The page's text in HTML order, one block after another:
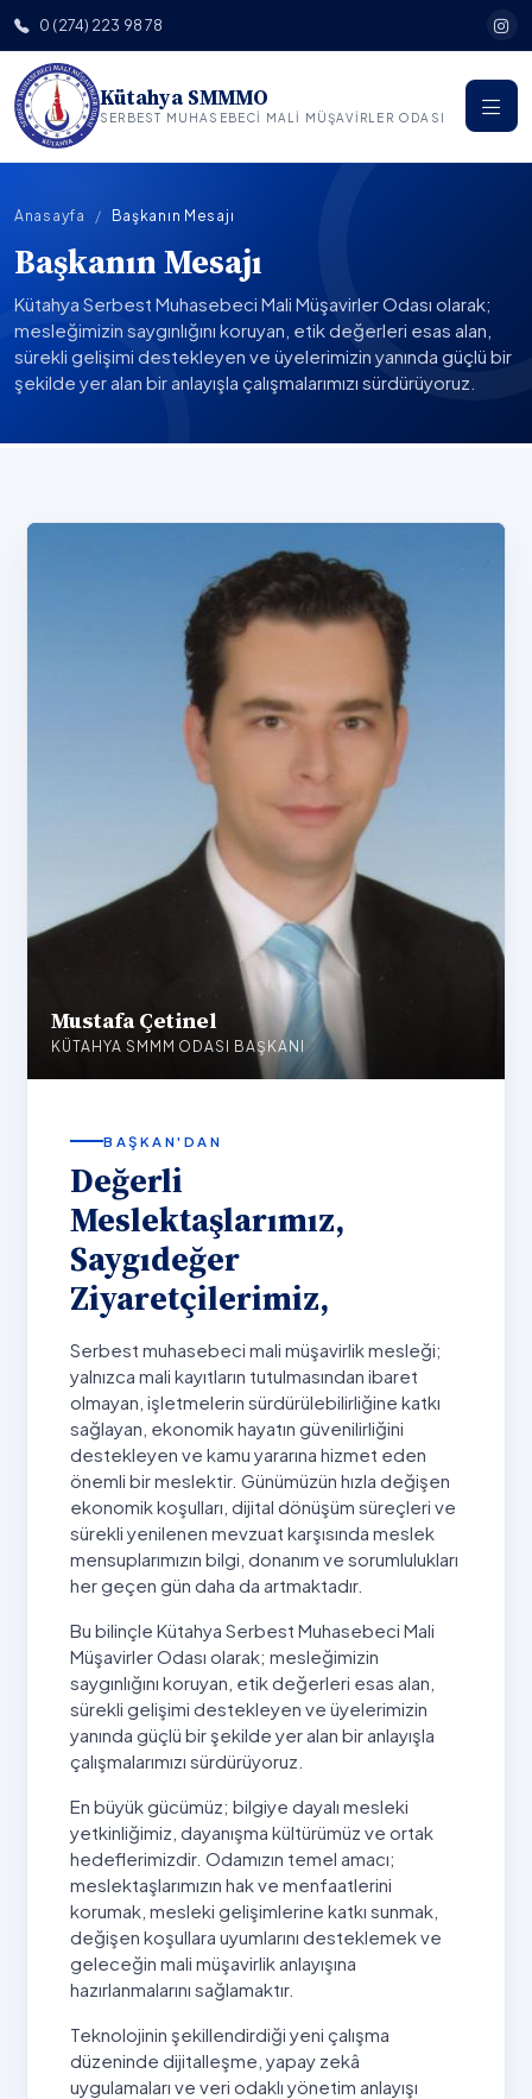
0 (274) 223 98 78
Kütahya SMMMO
SERBEST MUHASEBECI MALI MÜŞAVIRLER ODASI
Anasayfa Başkanın Mesajı
Başkanın Mesajı
Kütahya Serbest Muhasebeci Mali Müşavirler Odası olarak;
mesleğimizin saygınlığını koruyan, etik değerleri esas alan,
sürekli gelişimi destekleyen ve üyelerimizin yanında güçlü bir
şekilde yer alan bir anlayışla çalışmalarımızı sürdürüyoruz.
Mustafa Çetinel
KÜTAHYA SMMM ODASI BAŞKANI
BAŞKAN'DAN
Değerli
Meslektaşlarımız,
Saygıdeğer
Ziyaretçilerimiz,
Serbest muhasebeci mali müşavirlik mesleği;
yalnızca mali kayıtların tutulmasından ibaret
olmayan, işletmelerin sürdürülebilirliğine katkı
sağlayan, ekonomik hayatın güvenilirliğini
destekleyen ve kamu yararına hizmet eden
önemli bir meslektir. Günümüzün hızla değişen
ekonomik koşulları, dijital dönüşüm süreçleri ve
sürekli yenilenen mevzuat karşısında meslek
mensuplarımızın bilgi, donanım ve sorumlulukları
her geçen gün daha da artmaktadır.
Bu bilinçle Kütahya Serbest Muhasebeci Mali
Müşavirler Odası olarak; mesleğimizin
saygınlığını koruyan, etik değerleri esas alan,
sürekli gelişimi destekleyen ve üyelerimizin
yanında güçlü bir şekilde yer alan bir anlayışla
çalışmalarımızı sürdürüyoruz.
En büyük gücümüz; bilgiye dayalı mesleki
yetkinliğimiz, dayanışma kültürümüz ve ortak
hedeflerimizdir. Odamızın temel amacı;
meslektaşlarımızın hak ve menfaatlerini
korumak, mesleki gelişimlerine katkı sunmak,
değişen koşullara uyumlarını desteklemek ve
geleceğin mali müşavirlik anlayışına
hazırlanmalarını sağlamaktır.
Teknolojinin şekillendirdiği yeni çalışma
düzeninde dijitalleşme, yapay zekâ
uygulamaları ve veri odaklı yönetim anlayışı